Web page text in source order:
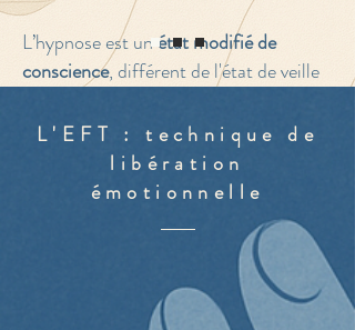
L’hypnose est un état modifiéde
conscience, différent de l'état de veille
naturel que l'on vit tous les jours sans
en avoir forcément conscience : une
rêverie (on est «dans la lune»), un état
d'absorption intense (comme lorsqu'on
regarde un film passionnant), un
Le terme hypnose désigne également
L'EFT : technique de
libération
émotionnelle